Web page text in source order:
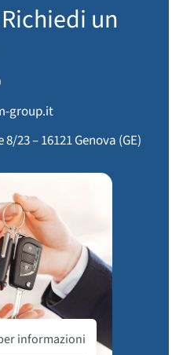
un
group.it
23 – 16121 Genova (GE)
informazioni